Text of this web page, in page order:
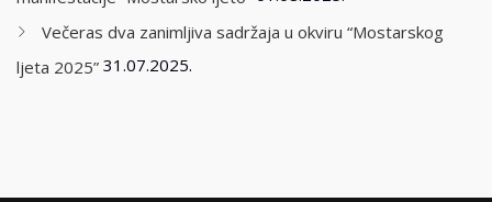
Večeras dva zanimljiva sadržaja u okviru “Mostarskog
ljeta 2025” 31.07.2025.